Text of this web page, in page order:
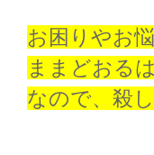
お困りやお
ままどおる
なので、殺